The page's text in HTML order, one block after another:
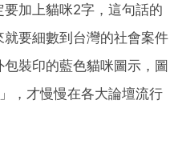
加上貓咪2字，這句話的
要細數到台灣的社會案件
裝印的藍色貓咪圖示，圖
，才慢慢在各大論壇流行